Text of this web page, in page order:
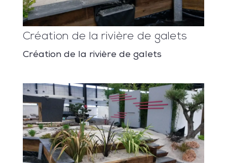
Création de la rivière de galets
Création de la rivière de galets